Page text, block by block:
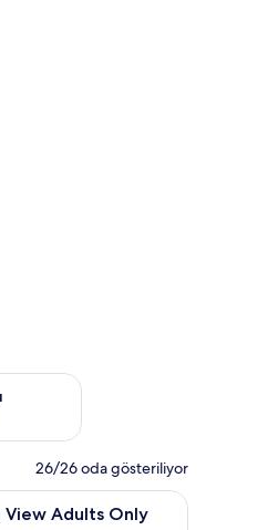
kontrol et Ağu 14 -
26/26 oda gösteriliyor
yatak takımı, minibar, odada kasa,
View Adults Only